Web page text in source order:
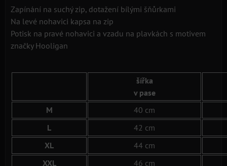
Zapínání na suchý zip, dotažení bílými šňůrkami
Na levé nohavici kapsa na zip
Potisk na pravé nohavici a vzadu na plavkách s motivem
značky Hooligan
šířka
v pase
M
40 cm
L
42 cm
XL
44 cm
XXL
46 cm